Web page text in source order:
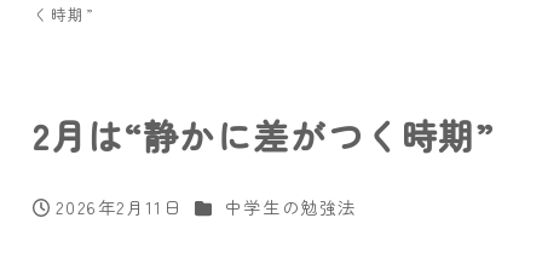
く時期”
2月は“静かに差がつく時期”
投稿日
2026年2月11日 カテゴリー
中学生の勉強法